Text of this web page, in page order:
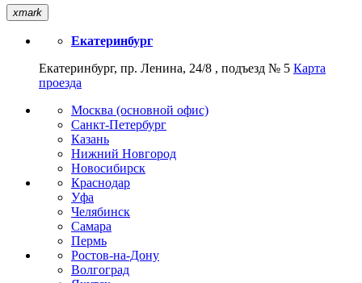
xmark
Екатеринбург
Екатеринбург, пр. Ленина, 24/8 , подъезд № 5 Карта
проезда
Москва (основной офис)
Санкт-Петербург
Казань
Нижний Новгород
Новосибирск
Краснодар
Уфа
Челябинск
Самара
Пермь
Ростов-на-Дону
Волгоград